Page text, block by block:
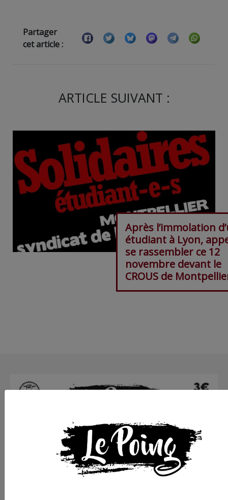
Partager
cet article :
ARTICLE SUIVANT :
Après l’immolation
étudiant à Lyon,
se rassembler ce 12
novembre devant le
CROUS de